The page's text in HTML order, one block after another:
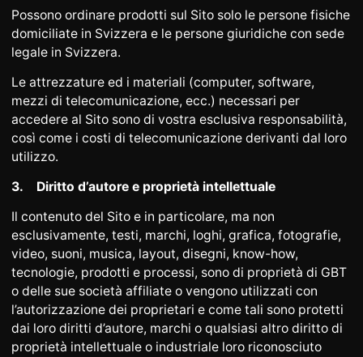
DEENFR
+41 (0)22 362 01 01 Individua
Possono ordinare prodotti sul Sito solo le persone fisiche
domiciliate in Svizzera e le persone giuridiche con sede
legale in Svizzera.
Le attrezzature ed i materiali (computer, software,
mezzi di telecomunicazione, ecc.) necessari per
accedere al Sito sono di vostra esclusiva responsabilità,
così come i costi di telecomunicazione derivanti dal loro
utilizzo.
3.
Diritto d’autore e proprietà intellettuale
Il contenuto del Sito e in particolare, ma non
esclusivamente, testi, marchi, loghi, grafica, fotografie,
video, suoni, musica, layout, disegni, know-how,
tecnologie, prodotti e processi, sono di proprietà di GBT
o delle sue società affiliate o vengono utilizzati con
l’autorizzazione dei proprietari e come tali sono protetti
dai loro diritti d’autore, marchi o qualsiasi altro diritto di
proprietà intellettuale o industriale loro riconosciuto